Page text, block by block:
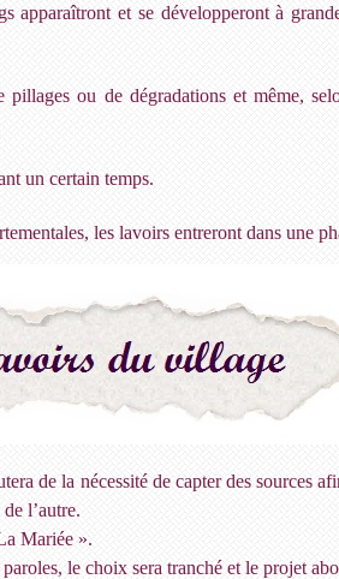
apparaîtront et se développeront à
ou de dégradations et même,
un certain temps.
les lavoirs entreront dans une
de la nécessité de capter des sources
l’autre.
Mariée ».
le choix sera tranché et le projet